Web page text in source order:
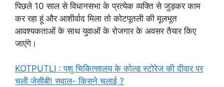
पिछले 10 साल से विधानसभा के प्रत्येक व्यक्ति से जुड़कर काम
कर रहा हूं और आशीर्वाद मिला तो कोटपूतली की मूलभूत
आवश्यकताओं के साथ युवाओं के रोजगार के अवसर तैयार किए
जाएंगे।
KOTPUTLI : पशु चिकित्सालय के कोल्ड स्टोरेज की दीवार पर
चली जेसीबी! सवाल- किसने चलाई ?